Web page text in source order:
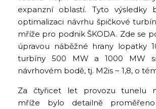
expanzní oblastí. Tyto výsledky
optimalizaci návrhu špičkové
mříže pro podnik ŠKODA. Zde se
úpravou náběžné hrany lopatky
turbíny 500 MW a 1000 MW
návrhovém bodě, tj. M2is ~ 1,8, o
Za čtyřicet let provozu tunelu
mříže bylo detailně